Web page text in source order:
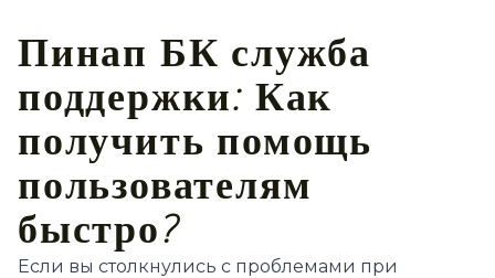
Пинап БК служба
поддержки: Как
получить помощь
пользователям
быстро?
Если вы столкнулись с проблемами при